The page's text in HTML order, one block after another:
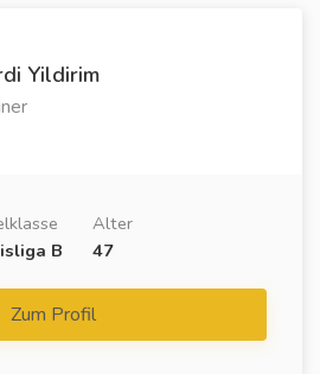
Yildirim
B
Alter
47
Zum Profil